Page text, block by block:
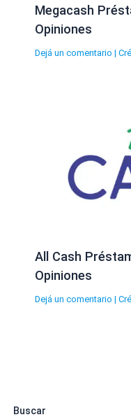
Megacash
Opiniones
Dejá un comentario |
All Cash
Opiniones
Dejá un comentario |
Buscar